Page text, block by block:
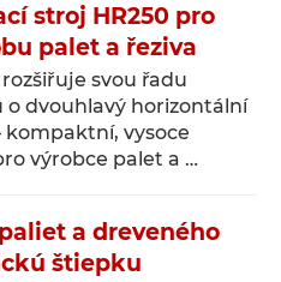
stroj HR250 pro
palet a řeziva
svou řadu
dvouhlavý horizontální
vysoce
výrobce palet a …
a dreveného
štiepku